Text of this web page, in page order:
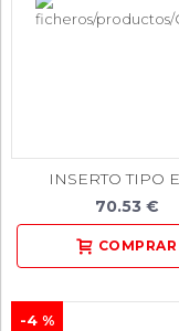
INSERTO TIPO
70.53 €
-4 %